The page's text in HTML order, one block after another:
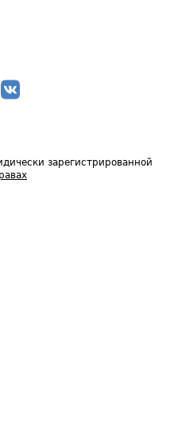
зарегистрированной